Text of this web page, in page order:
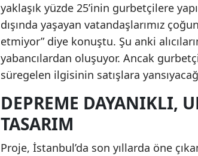
yaklaşık yüzde 25’inin gurbetçilere
dışında yaşayan vatandaşlarımız
etmiyor” diye konuştu. Şu anki
yabancılardan oluşuyor. Ancak
süregelen ilgisinin satışlara
DEPREME DAYANIKLI,
TASARIM
Proje, İstanbul’da son yıllarda öne